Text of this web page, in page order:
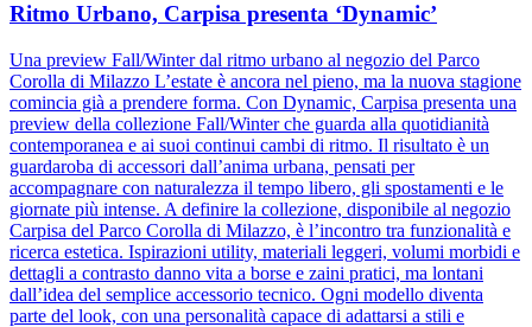
Ritmo Urbano, Carpisa presenta ‘Dynamic’
Una preview Fall/Winter dal ritmo urbano al negozio del Parco
Corolla di Milazzo L’estate è ancora nel pieno, ma la nuova stagione
comincia già a prendere forma. Con Dynamic, Carpisa presenta una
preview della collezione Fall/Winter che guarda alla quotidianità
contemporanea e ai suoi continui cambi di ritmo. Il risultato è un
guardaroba di accessori dall’anima urbana, pensati per
accompagnare con naturalezza il tempo libero, gli spostamenti e le
giornate più intense. A definire la collezione, disponibile al negozio
Carpisa del Parco Corolla di Milazzo, è l’incontro tra funzionalità e
ricerca estetica. Ispirazioni utility, materiali leggeri, volumi morbidi e
dettagli a contrasto danno vita a borse e zaini pratici, ma lontani
dall’idea del semplice accessorio tecnico. Ogni modello diventa
parte del look, con una personalità capace di adattarsi a stili e